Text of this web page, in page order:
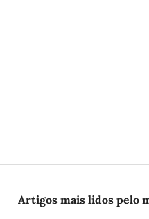
Artigos mais lidos pelo